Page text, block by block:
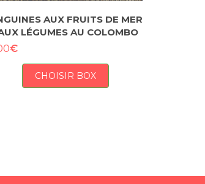
AUX FRUITS DE MER
LÉGUMES AU COLOMBO
€
CHOISIR BOX